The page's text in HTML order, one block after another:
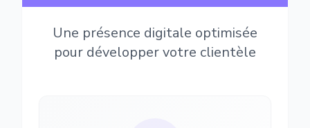
Une présence digitale optimisée
pour développer votre clientèle